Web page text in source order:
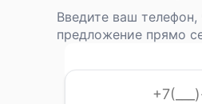
Введите ваш
предложение прямо